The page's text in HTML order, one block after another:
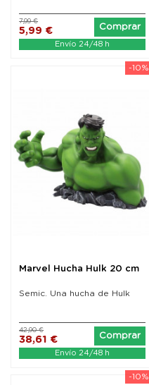
5,99 €
7,99 €
Comprar
Envío 24/48 h
-10%
Marvel Hucha Hulk 20 cm
Semic. Una hucha de Hulk
38,61 €
42,90 €
Comprar
Envío 24/48 h
-10%